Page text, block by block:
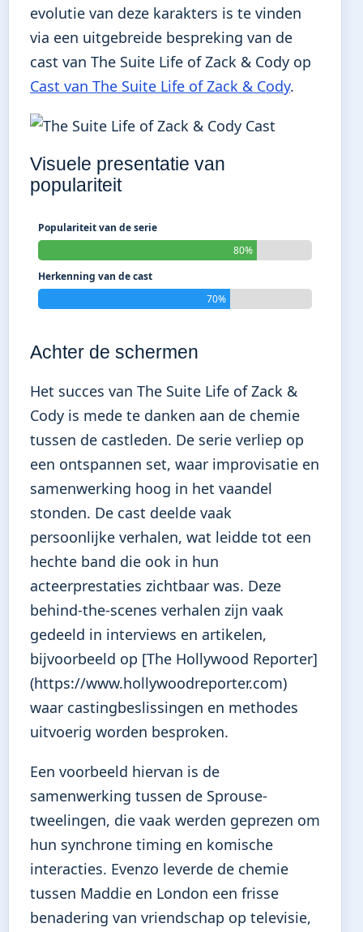
evolutie van deze karakters is te vinden
via een uitgebreide bespreking van de
cast van The Suite Life of Zack & Cody op
Cast van The Suite Life of Zack & Cody.
Visuele presentatie van
populariteit
Populariteit van de serie
80%
Herkenning van de cast
70%
Achter de schermen
Het succes van The Suite Life of Zack &
Cody is mede te danken aan de chemie
tussen de castleden. De serie verliep op
een ontspannen set, waar improvisatie en
samenwerking hoog in het vaandel
stonden. De cast deelde vaak
persoonlijke verhalen, wat leidde tot een
hechte band die ook in hun
acteerprestaties zichtbaar was. Deze
behind-the-scenes verhalen zijn vaak
gedeeld in interviews en artikelen,
bijvoorbeeld op [The Hollywood Reporter]
(https://www.hollywoodreporter.com)
waar castingbeslissingen en methodes
uitvoerig worden besproken.
Een voorbeeld hiervan is de
samenwerking tussen de Sprouse-
tweelingen, die vaak werden geprezen om
hun synchrone timing en komische
interacties. Evenzo leverde de chemie
tussen Maddie en London een frisse
benadering van vriendschap op televisie,